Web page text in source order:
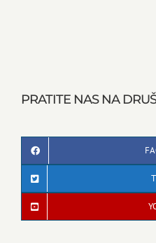
PRATITE NAS NA